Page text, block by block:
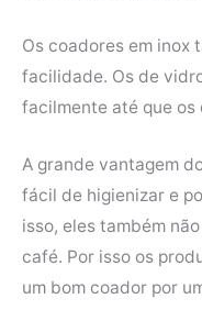
Os coadores em inox
facilidade. Os de
facilmente até que os
A grande vantagem
fácil de higienizar e
isso, eles também
café. Por isso os
um bom coador por